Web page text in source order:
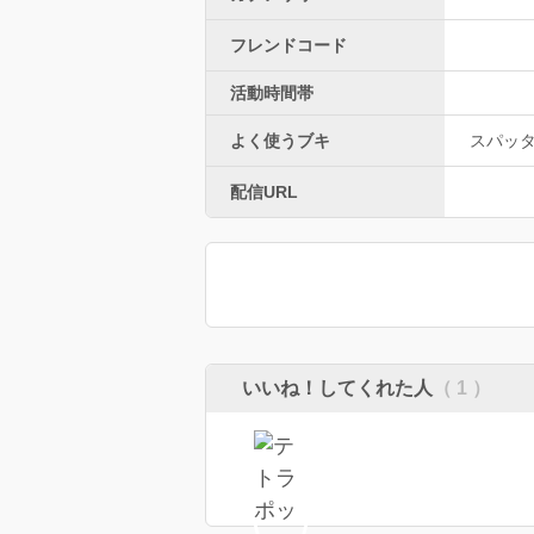
フレンドコード
活動時間帯
よく使うブキ スパッ
配信URL
いいね！してくれた人 （ 1 ）